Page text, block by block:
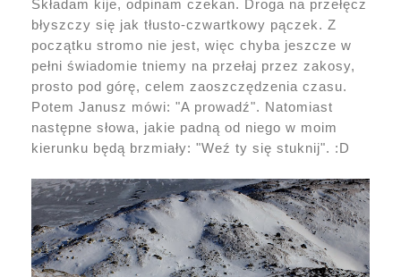
Składam kije, odpinam czekan. Droga na przełęcz
błyszczy się jak tłusto-czwartkowy pączek. Z
początku stromo nie jest, więc chyba jeszcze w
pełni świadomie tniemy na przełaj przez zakosy,
prosto pod górę, celem zaoszczędzenia czasu.
Potem Janusz mówi: "A prowadź". Natomiast
następne słowa, jakie padną od niego w moim
kierunku będą brzmiały: "Weź ty się stuknij". :D